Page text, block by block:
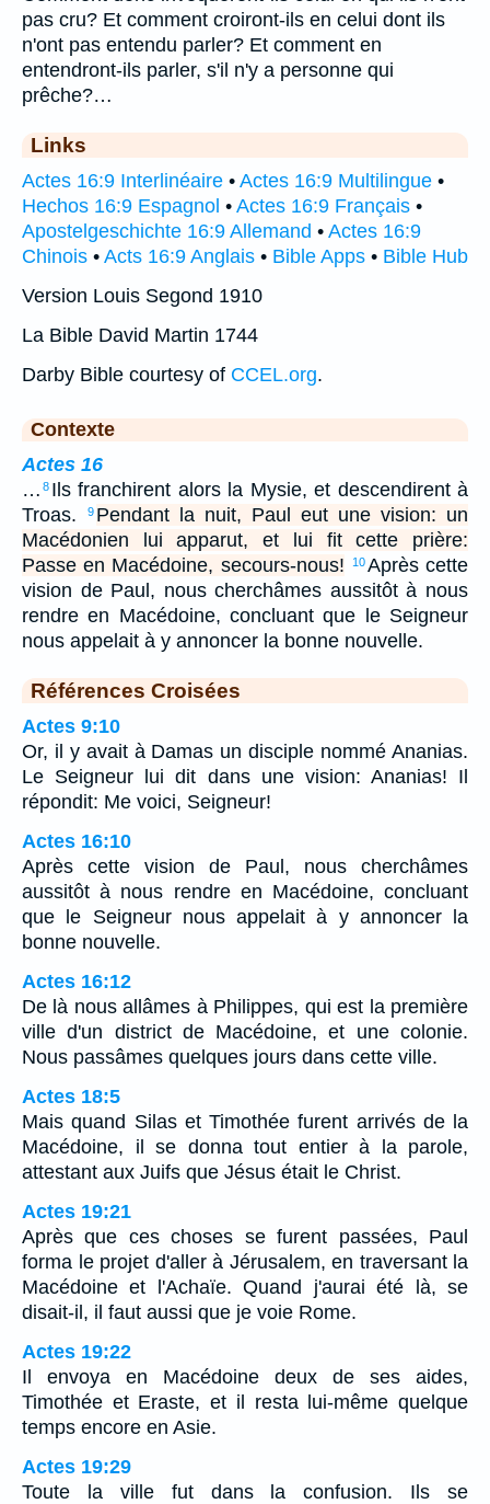
pas cru? Et comment croiront-ils en celui dont ils
n'ont pas entendu parler? Et comment en
entendront-ils parler, s'il n'y a personne qui
prêche?…
Links
Actes 16:9 Interlinéaire • Actes 16:9 Multilingue •
Hechos 16:9 Espagnol • Actes 16:9 Français •
Apostelgeschichte 16:9 Allemand • Actes 16:9
Chinois • Acts 16:9 Anglais • Bible Apps • Bible Hub
Version Louis Segond 1910
La Bible David Martin 1744
Darby Bible courtesy of CCEL.org.
Contexte
Actes 16
… 8 Ils franchirent alors la Mysie, et descendirent à
Troas.
9 Pendant la nuit, Paul eut une vision: un
Macédonien lui apparut, et lui fit cette prière:
Passe en Macédoine, secours-nous!
10Après cette
vision de Paul, nous cherchâmes aussitôt à nous
rendre en Macédoine, concluant que le Seigneur
nous appelait à y annoncer la bonne nouvelle.
Références Croisées
Actes 9:10
Or, il y avait à Damas un disciple nommé Ananias.
Le Seigneur lui dit dans une vision: Ananias! Il
répondit: Me voici, Seigneur!
Actes 16:10
Après cette vision de Paul, nous cherchâmes
aussitôt à nous rendre en Macédoine, concluant
que le Seigneur nous appelait à y annoncer la
bonne nouvelle.
Actes 16:12
De là nous allâmes à Philippes, qui est la première
ville d'un district de Macédoine, et une colonie.
Nous passâmes quelques jours dans cette ville.
Actes 18:5
Mais quand Silas et Timothée furent arrivés de la
Macédoine, il se donna tout entier à la parole,
attestant aux Juifs que Jésus était le Christ.
Actes 19:21
Après que ces choses se furent passées, Paul
forma le projet d'aller à Jérusalem, en traversant la
Macédoine et l'Achaïe. Quand j'aurai été là, se
disait-il, il faut aussi que je voie Rome.
Actes 19:22
Il envoya en Macédoine deux de ses aides,
Timothée et Eraste, et il resta lui-même quelque
temps encore en Asie.
Actes 19:29
Toute la ville fut dans la confusion. Ils se